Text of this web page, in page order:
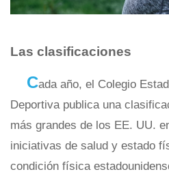
Las clasificaciones
Cada año, el Colegio
Deportiva publica una
más grandes de los EE. UU.
iniciativas de salud y estado
condición física